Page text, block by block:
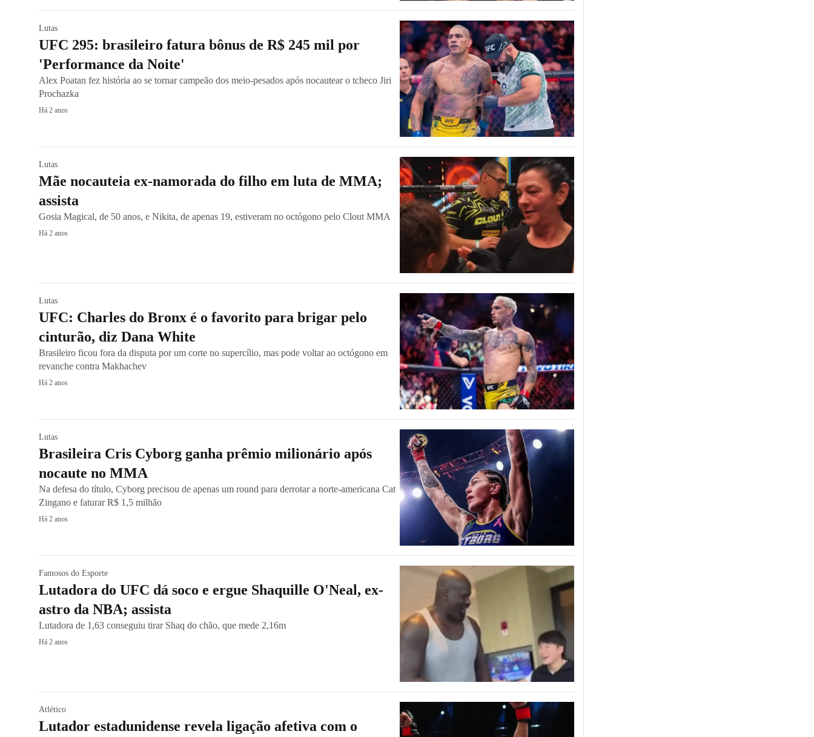
Lutas
UFC 295: brasileiro fatura bônus de R$ 245 mil por
'Performance da Noite'
Alex Poatan fez história ao se tornar campeão dos meio-pesados após nocautear o tcheco Jiri
Prochazka
Há 2 anos
Lutas
Mãe nocauteia ex-namorada do filho em luta de MMA;
assista
Gosia Magical, de 50 anos, e Nikita, de apenas 19, estiveram no octógono pelo Clout MMA
Há 2 anos
Lutas
UFC: Charles do Bronx é o favorito para brigar pelo
cinturão, diz Dana White
Brasileiro ficou fora da disputa por um corte no supercílio, mas pode voltar ao octógono em
revanche contra Makhachev
Há 2 anos
Lutas
Brasileira Cris Cyborg ganha prêmio milionário após
nocaute no MMA
Na defesa do título, Cyborg precisou de apenas um round para derrotar a norte-americana Cat
Zingano e faturar R$ 1,5 milhão
Há 2 anos
Famosos do Esporte
Lutadora do UFC dá soco e ergue Shaquille O'Neal, ex-
astro da NBA; assista
Lutadora de 1,63 conseguiu tirar Shaq do chão, que mede 2,16m
Há 2 anos
Atlético
Lutador estadunidense revela ligação afetiva com o